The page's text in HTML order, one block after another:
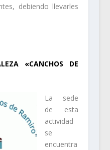
debiendo llevarles
«CANCHOS DE
La sede
de esta
actividad
se
encuentra